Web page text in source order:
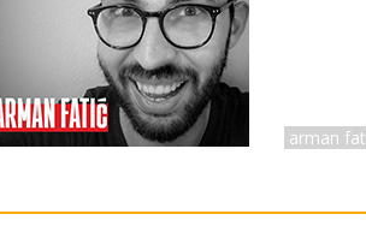
arman